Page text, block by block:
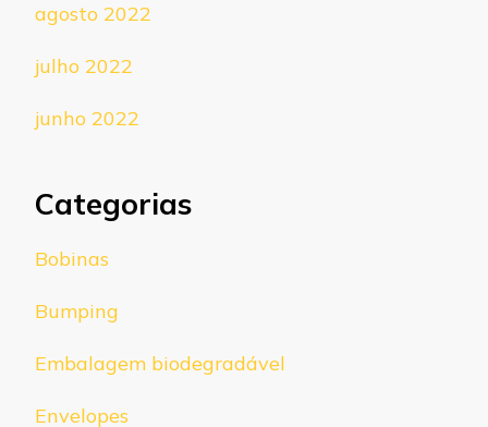
agosto 2022
julho 2022
junho 2022
Categorias
Bobinas
Bumping
Embalagem biodegradável
Envelopes